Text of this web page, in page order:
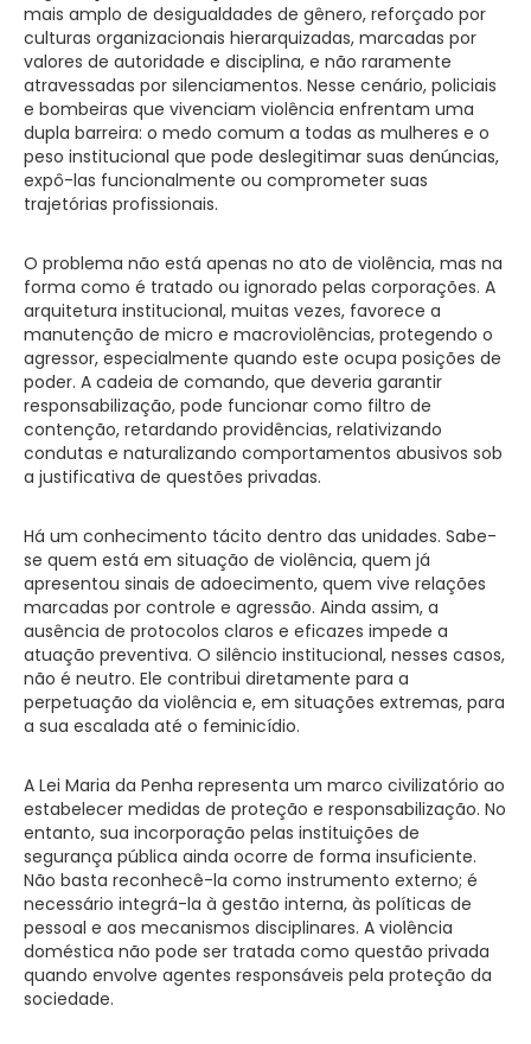
mais amplo de desigualdades de gênero, reforçado por
culturas organizacionais hierarquizadas, marcadas por
valores de autoridade e disciplina, e não raramente
atravessadas por silenciamentos. Nesse cenário, policiais
e bombeiras que vivenciam violência enfrentam uma
dupla barreira: o medo comum a todas as mulheres e o
peso institucional que pode deslegitimar suas denúncias,
expô-las funcionalmente ou comprometer suas
trajetórias profissionais.
O problema não está apenas no ato de violência, mas na
forma como é tratado ou ignorado pelas corporações. A
arquitetura institucional, muitas vezes, favorece a
manutenção de micro e macroviolências, protegendo o
agressor, especialmente quando este ocupa posições de
poder. A cadeia de comando, que deveria garantir
responsabilização, pode funcionar como filtro de
contenção, retardando providências, relativizando
condutas e naturalizando comportamentos abusivos sob
a justificativa de questões privadas.
Há um conhecimento tácito dentro das unidades. Sabe-
se quem está em situação de violência, quem já
apresentou sinais de adoecimento, quem vive relações
marcadas por controle e agressão. Ainda assim, a
ausência de protocolos claros e eficazes impede a
atuação preventiva. O silêncio institucional, nesses casos,
não é neutro. Ele contribui diretamente para a
perpetuação da violência e, em situações extremas, para
a sua escalada até o feminicídio.
A Lei Maria da Penha representa um marco civilizatório ao
estabelecer medidas de proteção e responsabilização. No
entanto, sua incorporação pelas instituições de
segurança pública ainda ocorre de forma insuficiente.
Não basta reconhecê-la como instrumento externo; é
necessário integrá-la à gestão interna, às políticas de
pessoal e aos mecanismos disciplinares. A violência
doméstica não pode ser tratada como questão privada
quando envolve agentes responsáveis pela proteção da
sociedade.